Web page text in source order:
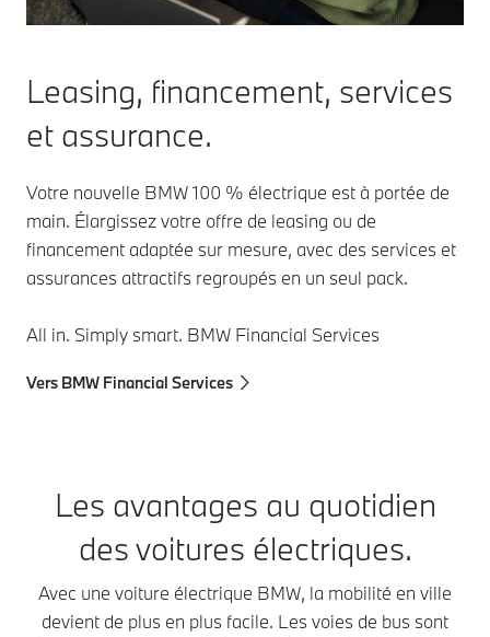
Leasing, financement, services
et assurance.
Votre nouvelle BMW 100 % électrique est à portée de
main. Élargissez votre offre de leasing ou de
financement adaptée sur mesure, avec des services et
assurances attractifs regroupés en un seul pack.
All in. Simply smart. BMW Financial Services
Vers BMW Financial Services
Les avantages au quotidien
des voitures électriques.
Avec une voiture électrique BMW, la mobilité en ville
devient de plus en plus facile. Les voies de bus sont